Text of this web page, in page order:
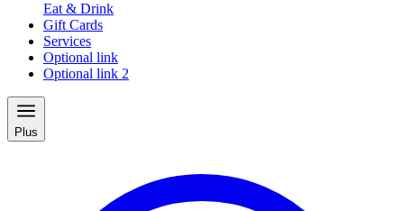
Eat & Drink
Gift Cards
Services
Optional link
Optional link 2
Plus